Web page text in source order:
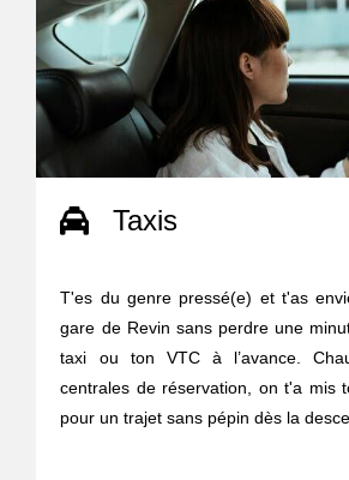
Taxis
T'es du genre pressé(e) et t'as
gare de Revin sans perdre une
taxi ou ton VTC à l’avance.
centrales de réservation, on t'a mis
pour un trajet sans pépin dès la